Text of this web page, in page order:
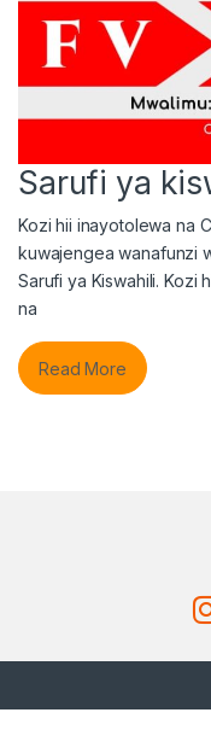
Sarufi ya
Kozi hii inayotolewa na
kuwajengea wanafunzi
Sarufi ya Kiswahili. Kozi
na
Read More